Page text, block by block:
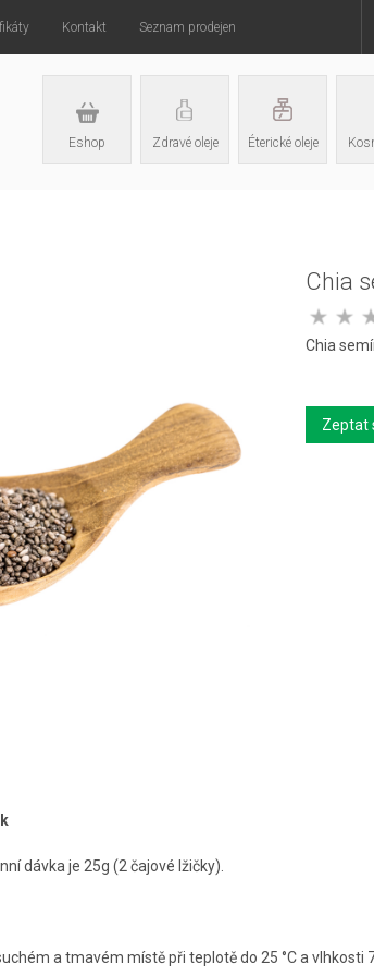
Kontakt Seznam prodejen
Eshop Zdravé oleje Éterické oleje
Chia
Chia
Zeptat
dávka je 25g (2 čajové lžičky).
a tmavém místě při teplotě do 25 °C a vlhkosti